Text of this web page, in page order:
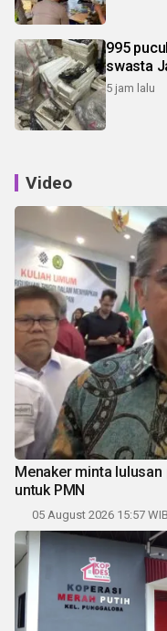
995
swasta
5 jam lalu
Video
Menaker minta
untuk PMN
05 August 2026 15:57 WIB